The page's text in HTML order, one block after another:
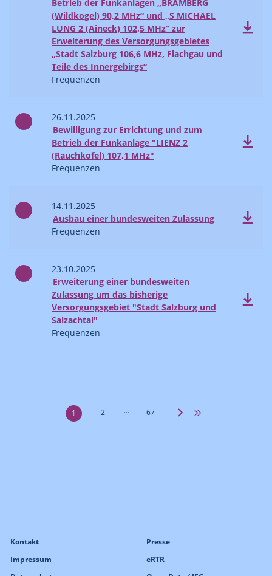
Betrieb der Funkanlagen „BRAMBERG
(Wildkogel) 90,2 MHz“ und „S MICHAEL
LUNG 2 (Aineck) 102,5 MHz“ zur
Erweiterung des Versorgungsgebietes
„Stadt Salzburg 106,6 MHz, Flachgau und
Teile des Innergebirgs“
Frequenzen
26.11.2025
Bewilligung zur Errichtung und zum
Betrieb der Funkanlage "LIENZ 2
(Rauchkofel) 107,1 MHz"
Frequenzen
14.11.2025
Ausbau einer bundesweiten Zulassung
Frequenzen
23.10.2025
Erweiterung einer bundesweiten
Zulassung um das bisherige
Versorgungsgebiet "Stadt Salzburg und
Salzachtal"
Frequenzen
1 2 ... 67
Kontakt
Impressum
Presse
eRTR